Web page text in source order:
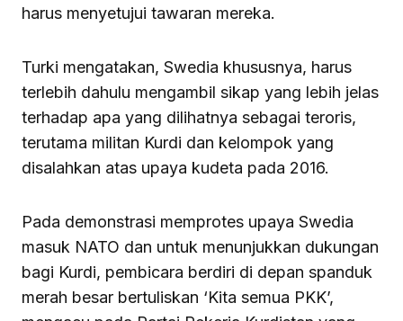
harus menyetujui tawaran mereka.
Turki mengatakan, Swedia khususnya, harus
terlebih dahulu mengambil sikap yang lebih jelas
terhadap apa yang dilihatnya sebagai teroris,
terutama militan Kurdi dan kelompok yang
disalahkan atas upaya kudeta pada 2016.
Pada demonstrasi memprotes upaya Swedia
masuk NATO dan untuk menunjukkan dukungan
bagi Kurdi, pembicara berdiri di depan spanduk
merah besar bertuliskan ‘Kita semua PKK’,